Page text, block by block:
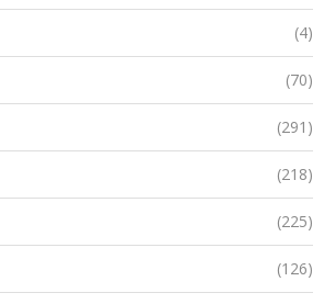
(4)
(70)
(291)
(218)
(225)
(126)